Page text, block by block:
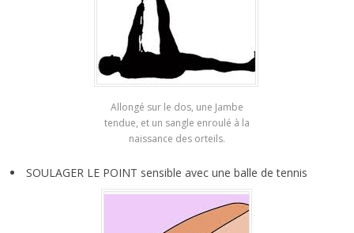
Allongé sur le dos, une Jambe
tendue, et un sangle enroulé à la
naissance des orteils.
SOULAGER LE POINT sensible avec une balle de tennis